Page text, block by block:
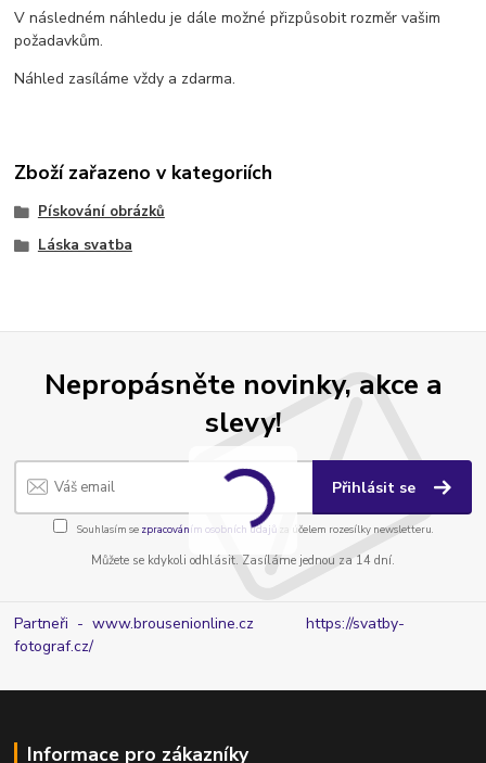
V následném náhledu je dále možné přizpůsobit rozměr vašim
požadavkům.
Náhled zasíláme vždy a zdarma.
Zboží zařazeno v kategoriích
Pískování obrázků
Láska svatba
Nepropásněte novinky, akce a
slevy!
Přihlásit se
Souhlasím se zpracováním osobních údajůza účelem rozesílky newsletteru.
Můžete se kdykoli odhlásit. Zasíláme jednou za 14 dní.
Partneři - www.brousenionline.czhttps://svatby-
fotograf.cz/
Informace pro zákazníky